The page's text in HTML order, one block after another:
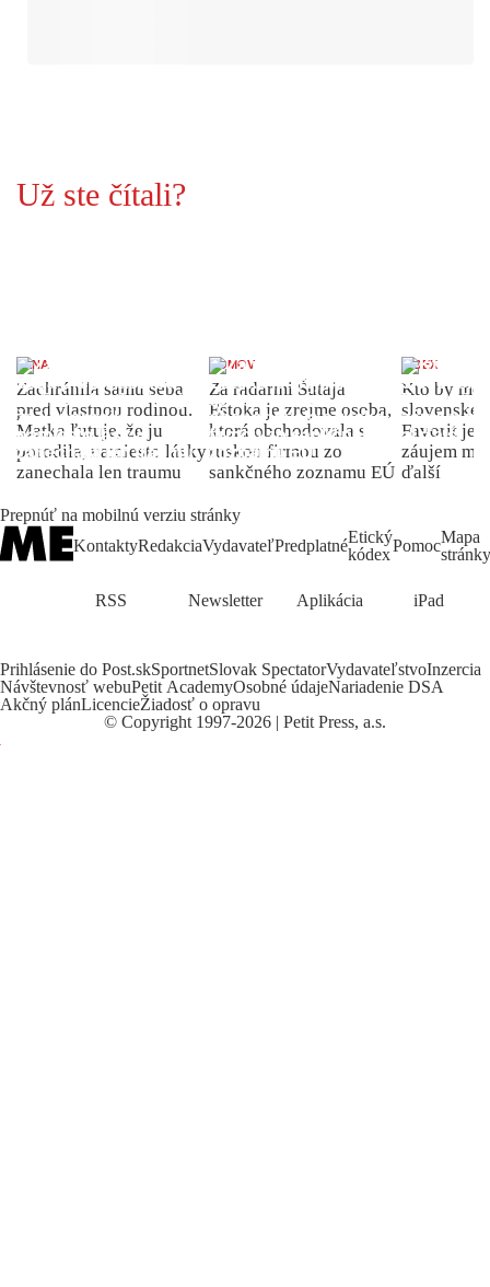
Už ste čítali?
ŽENA
Zachránila samu seba
pred vlastnou rodinou.
Matka ľutuje, že ju
porodila, namiesto lásky
zanechala len traumu
DOMOV
Za radarmi Šutaja
Eštoka je zrejme osoba,
ktorá obchodovala s
ruskou firmou zo
sankčného zoznamu EÚ
INDEX
Kto by
slovenské
Favorit je
záujem
ďalší
Prepnúť na mobilnú verziu stránky
KontaktyRedakciaVydavateľPredplatnéEtický
kódexPomocMapa
stránky
RSS Newsletter Aplikácia iPad
Prihlásenie do Post.skSportnetSlovak SpectatorVydavateľstvoInzercia
Návštevnosť webuPetit AcademyOsobné údajeNariadenie DSA
Akčný plánLicencieŽiadosť o opravu
© Copyright 1997-2026 | Petit Press, a.s.